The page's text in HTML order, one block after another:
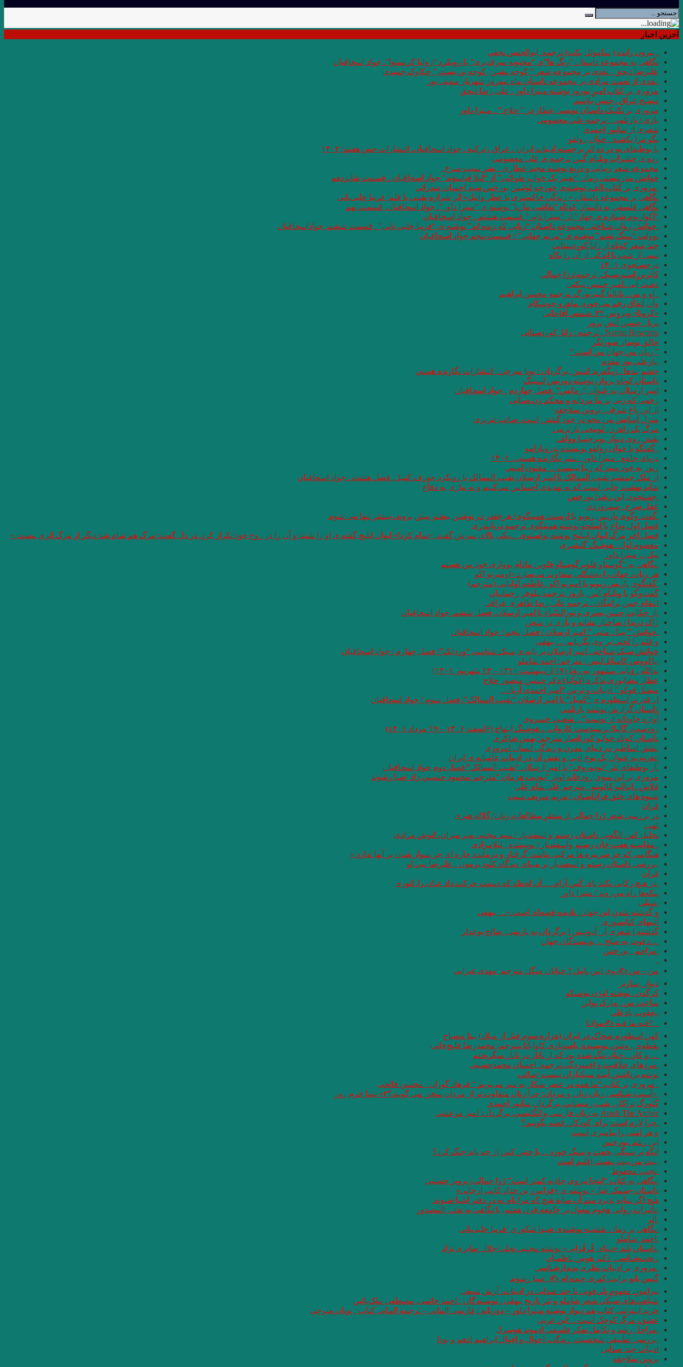
آخرین اخبار
. بيرون رانده ( ساموئل بكت) ترجمه: ابوالحسن نجفي
نگاهی به مجموعه داستان “رنگ ها”ی “محبوبه میرقدیری” با رویکرد “ژولیا کریستوا”. جواد اسحاقیان
علیرضا ذیحق ، نقدی بر مجموعه شعر ” کوچه نشین ِ کوچه بن بست ” چکاوک حمیدی
.نقدی از نعمت مرادی بر مجموعه داستان ماه نیمروز شهریار مندنی پور
مروری بر کتاب امیرِِِ نوروز نوشته میترا داور . علی رضا ذیحق
مسیح عراق . حسن بلاسم
مروری بر تکنیک داستان نویسی عطار در ” حلاج ” . میترا داور
بازی / بارتلمی . ترجمه علی معصومی
شعری از شاپور احمدی
بگو مرا نکشند . خوان رولفو
با بوطیقای نو در ده اثر برجسته ادبیات ایران ، عراق ، ترکیه . جواد اسحاقیان. انتشارات حس هفتم/ ۱۴۰۲
رده ى حشرات ویلیام گس ترجمه ی علی معصومی
مجموعه شعر زیبایی و دریغ نوشته مجید عطاری . نشر سیب سرخ .
خوانش مدرنیستی رمان “تعبیر یک خواب طولانی” از “لیلا قیاسوَند” جواد اسحاقیان . قسمت شانزدهم
.مروری بر کتاب الف، نوشته‌ی خورخه لوئیس بورخس سید احسان صدرائی
نگاهی بر مجموعه داستان « زندگی خاکستری با عطر وانیل» اثر شراره یقینی با قلم: فریبا چلبی‌یانی
نگاهی فلسفی به داستان کوتاه “نقاشی ماریا” نوشته ی “میترا داور”. جواد اسحاقیان. قسمت نهم
“آکواریوم شماره ی چهار” از “میترا داور” قسمت هشتم . جواد اسحاقیان
.خوانش روان شناختی مجموعه داستان “زنانی که زنده اند” نوشته ی “فریبا چلبی یانی” . قسمت ششم. جواداسحاقیان
نوولت “سنگ یَشم” نوشته ی “مریم جهانی” / قسمت پنجم جواد اسحاقیان
چند شعر کوتاه از زانا کوردستانی
نيمى از شب يا اندكى از آن را بكاه
درجستجوی ۱۴۰۱
کاترین استریسیک. ترجمه:رزا جمالی
دشت آبی .امیر حسین تیکنی
. او و من . ناتالیا گینزبورگ .ترجمه محسن ابراهیم
وآن اتفاق رقم می‌خورد. ماهرو خوشکام
«کرونا» ویروس ۲۲ .شمس آقاجانی
پریا . حسین آتش پرور
Namiq Hewrami . ترجمه : زانا_کوردستانی
خالق نوساز صورتگر
” زبان من جهان من است “
.یارعلی پور مقدم
چشم بندها . زیگفرید لنتس .برگردان : پويا ميرچي . انتشارات نگارنده هستي
داستان کوتاه پرواز، نوشته دوریس لسینگ
امیر ارسلان به عنوان “رمانس”. فصل چهاردم . جواد اسحاقیان
زخمی که زنی بر ما مردانه و محکم زن.سنایی
از این باغ شرقی. پروین سلاجقه
منزل آسایش من محو در خود گشتن است. صائب تبریزی
مرگ یک راهزن. لوییجی بارتزینی.
نقش روی دیوار .ویرجینیا وولف
. گفتگو با خوان رولفو نویسنده پدروپارامو
دریای جامع . میترا داور . نشر نگارنده هستی . ۱۴۰۱
زیور به خود مبند که زیبا ببینمت… مفتون امینی
از ملک جمشید نقیب الممالک تا امیر ارسلان نقیب الممالک با رویکرد جوزف کمبل. فصل هشت . جواد اسحاقیان
شاید بهشت جایی است که نه تهدیدی احساس می‌کنیم و نه نیازی به دفاع
.جستجوی ابن رشد/ بورخس
عقل سرخ . سهروردی
.گفت وگوی پاریس ریویو با ارنست همینگوی/ هرچقدر در نوشتن بیشتر پیش بروید، بیشتر تنها می شوید
فصل اول وداع با اسلحه نوشته همینگوی ترجمه دریابندری
فصل اخر مرگ ایوان اییلیج نوشته تولستوی …یکی بالای سرش گفت: «تمام کرد!» ایوان ایلیچ گفته ی او را شنید و آن را در روح خود تکرار کرد. در دل گفت: مرگ هم تمام شد دیگر از مرگ اثری نیست.»
معصوم اول . هوشنگ گلشیری
تیک… میترا داور
.نگاهی به “گوستاو فلوبرگوستاو فلوبر: مادام بوواری خود من هستم
هر زبان، جهان را به‌شکلی متفاوت می‌سازد.»اومبرتو اکو
.گفتگوی پاریس ریویو با امبرتو اکو .عاطفه اولیایی (مترجم)
گفت‌وگو با ویلیام اس. باروز .ترجمه نیلوفر رحمانیان
انتقام چمن براتیگان . ترجمه علی رضا طاهری عراقی
.از حکایت حسن بصری و نورالسّناء تا امیر ارسلان. فصل ششم. جواد اسحاقیان
ژاک دریدا / ساختار نشانه و بازی در سخن
.خوانش ” بینا ـ متنی ” امیر ارسلان / فصل پنجم / جواد اسحاقیان
و قلم را لَختی بر وی بگریانم … بیهقی
خوانش سبک شناختی امیر ارسلان بر پایه ی سبک شناسی “وِردانک”/ فصل چهارم / جواد اسحاقیان
.یاکووس کامپانل‌لیس | مترجم: ‌احمد شاملو
یدالله رؤیایی مشهور به رؤیا (۱۷ اردیبهشت ۱۳۱۱ – ۲۳ شهریور ۱۴۰۱)
عطار نیشابوری.تذکرة الاولیاء/ذکر حسین منصور حلاج
میشل فوکو ” ادبیات و ترس “امیر احمدی آریان .
از قدرت اسطوره ی “کمبل” تا امیر ارسلان “نقیب الممالک”/ فصل سوم / جواد اسحاقیان
داستان گزارش نوشته بارتلمی
آوازه جاودانه از توست”…شعیب خسروی
زودست، گالیا! نرسیدست کاروان… هوشنگ ابتهاج (۶اسفند ۱۳۰۶ – ۱۹ مرداد ۱۴۰۱)
داستان کوتاه خولیو کورتاسار مترجم: بهمن شاکری
.نقش اساطیر در دنیای مدرن و زندگی انسان امروزی
.تعزیه به عنوان یک نوع ادبی و نقش آن در ادبیات عامیانه ی ایران
.از بوطیقای نثر “تودوروف” تا امیر ارسلان “نقیب الممالک”/فصل دوم جواد اسحاقیان
مروری بر اين سوي رودخانه اودر “يوديت هرمان “مترجم :محمود حسيني زاد /ضيا رشوند
فلاش . ایتالیو کالوینو . مترجم علی شاه علی
شیوه های خلق فراداستان / مریم شریف نسب
قران
در بررسی شعر رُزا جمالی از منظرِ مطالعاتِ زنان/ گلاله هنری
لهب
تحلیل کهن الگویی داستان رستم و اسفندیار / سید مجتبی میر میران، انوش مرادی
. مقایسه هفت ‌خان رستم واسفندیار / نویسنده : لیلامرادی
هنگامی که جز سرنیزه ها مرکبی نباشد، گرفتار و درمانده چاره ای جز سوار شدن بر آنها ندارد.»
.بررسی داستان رستم و اسفندیار بر مبنای دیدگاه کلود برمون . علیرضا نبی لو
قران
.در هیچ رکابی نکند پای کَس آرام … آن لحظه که دستت حرکت داد عنان را. انوری
پنكه‌ها راه مي‌روند / میترا داور
.شبلی
و گذشته شدنِ این جهان، نادیده قصه‌ای است.»… بیهقی
آئینهای كتابسوزی
گذشته ا شعری از آدونیس ا برگردان به پارسی: صالح بوعذار
…دعوت به صلح… نویسندگان جهان
.مزاحم . بورخس
.
من – من ✍ وی.اس.نایپل ? خیابان میگل مترجم: مهدی غبرایی
دیوار .سارتر
کرگدن . نوشته اوژن یونسکو
ساعت من . مارک تواین
.یعقوب یادعلی
. ‏ ?فیه ما فیه ✍مولانا
کهن اسطوره ضحاک در ایران (هزاره سوم قبل از میلاد) بیتا مصباح
نقطه‌ی روشن. نویسنده: یاسوناری کاواباتا مترجم: محمد‌رضا قلیچ‌خانی
….و كار…چنان تنگ شده بود كه از تاتار در تاتار ميگريختم
.مرزهای خلاقیت و افسردگی.ترجمه: احسان محمدحسینی
توشه برداشتن آیینه سبکباران نیست /صائب
. مروری بر کتاب “ما همه در عصر شکار به سر می‌بریم “‌ فرهاد گوران . محسن فاتحی
.«آسیب شناسی زبان زنان و مردان: چرا زنان متفاوت تر از مردان سخن می گویند؟۲» نیما خرم روز
گئورگ تراكل . شب زمستاني. برگردان شاپور احمدي
Arash The Archer به زبان فارسی و انگلیسی. برگردان: امیر مرعشی
.چرا لازم است برای کودکان قصه بگوییم؟
و هر امتى را پيامبرى است
ابن رشد .بورخس
انگه بر سنگی بخفت و سنگ خورد …با چنین کس از چه باید جنگ کرد؟
.بیت من بیت نیست اقلیم است
.نجیب محفوظ
.نگاهی به کتاب “اینجا نیروی جاذبه کمتر است” رُزا جمالی/ پرویز حسینی
داستان «سمک عیار» نوشته ی «فرامرز بن خداد کاتب ارجانی»
هیچ اگر سایه پذیرد منم آن سایهٔ هیچ که مرا نام نه در دفتر اشیا شنوند.
.تأثیرات روانی هجوم مغول بر جامعه قرن هفتم، با نگاهی به نفثـۃ المصدور
.الر
.نگاهی بر رمان نقشینه نوشته‌ی شیوا شکوری /فریبا چلبی‌یانی
.احمد_شاملو
.داستان بلند «دنیای قُزقُزایی» نوشته مجتبی تجلی/جلال صابری نژاد
ریخت‌شناسی. دکتر هومن ناظمیان
.مروری بر ادبیات نظری پدیدارشناسی
گیس بانو برایت کهری چیده ام ✍ :ضیا رشوند
پیرامونِ مفهومِ پلی‌فونی یا چند صدایی در ادبیات، آرش سیفی
شباهت‌های سبکی شعر شاملو و نثر تاریخ بیهقی . نویسندگان : احمد خاتمی، مصطفی ملک‌پائین
خرید اینترنتی کتاب هم دیوار نوشته میترا داور – دوزبانه : فارسی المانی – ترجمه المانی کتاب : پویان میرچی
عشق، مرگِ کوچک است …ابن عربی
.مراحل رشد و تکامل تفکر فلسفی ادموند هوسرل
.بررسی تطبیقی شخصیت، زندگی، احوال و اقوال ابراهیم ادهم و بودا
ادبیات چند صدایی
پروین سلاجقه